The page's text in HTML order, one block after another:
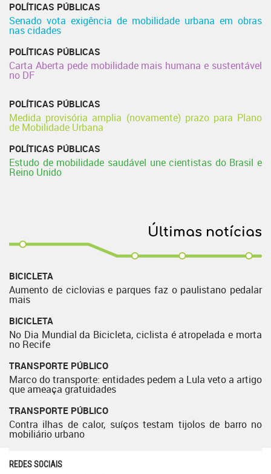
POLÍTICAS PÚBLICAS
Senado vota exigência de mobilidade urbana em obras
nas cidades
POLÍTICAS PÚBLICAS
Carta Aberta pede mobilidade mais humana e sustentável
no DF
POLÍTICAS PÚBLICAS
Medida provisória amplia (novamente) prazo para Plano
de Mobilidade Urbana
POLÍTICAS PÚBLICAS
Estudo de mobilidade saudável une cientistas do Brasil e
Reino Unido
Últimas notícias
BICICLETA
Aumento de ciclovias e parques faz o paulistano pedalar
mais
BICICLETA
No Dia Mundial da Bicicleta, ciclista é atropelada e morta
no Recife
TRANSPORTE PÚBLICO
Marco do transporte: entidades pedem a Lula veto a artigo
que ameaça gratuidades
TRANSPORTE PÚBLICO
Contra ilhas de calor, suíços testam tijolos de barro no
mobiliário urbano
REDES SOCIAIS